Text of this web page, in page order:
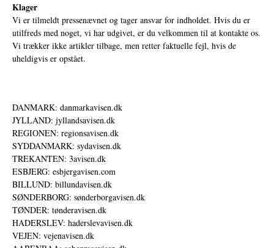
Klager
Vi er tilmeldt pressenævnet og tager ansvar for indholdet. Hvis du er
utilfreds med noget, vi har udgivet, er du velkommen til at kontakte os.
Vi trækker ikke artikler tilbage, men retter faktuelle fejl, hvis de
uheldigvis er opstået.
DANMARK: danmarkavisen.dk
JYLLAND: jyllandsavisen.dk
REGIONEN: regionsavisen.dk
SYDDANMARK: sydavisen.dk
TREKANTEN: 3avisen.dk
ESBJERG: esbjergavisen.com
BILLUND: billundavisen.dk
SØNDERBORG: sønderborgavisen.dk
TØNDER: tønderavisen.dk
HADERSLEV: haderslevavisen.dk
VEJEN: vejenavisen.dk